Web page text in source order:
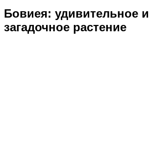
Бовиея: удивительное и
загадочное растение